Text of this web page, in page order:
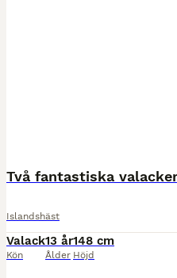
Islandshäst
Valack
Kön
13 år
Ålder
148 cm
Höjd